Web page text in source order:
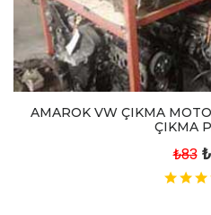
AMAROK VW ÇIKMA
ÇIKMA
₺83